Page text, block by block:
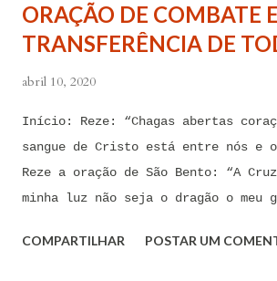
de impotência, de apego, de
sentimental, de devassidão, de
ORAÇÃO DE COMBATE E
TRANSFERÊNCIA DE
abril 10, 2020
Início: Reze: “Chagas abertas
sangue de Cristo está entre nós e
Reze a oração de São Bento: “A
minha luz não seja o dragão o meu
que me ofereces, bebe tu mesmo o
COMPARTILHAR POSTAR UM